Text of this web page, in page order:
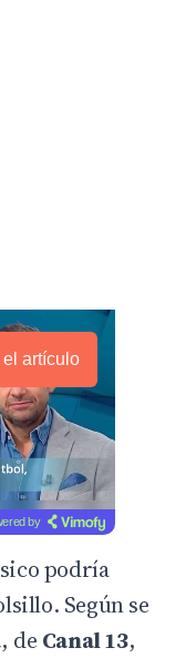
el artículo
by
podría
Según se
, de Canal 13,